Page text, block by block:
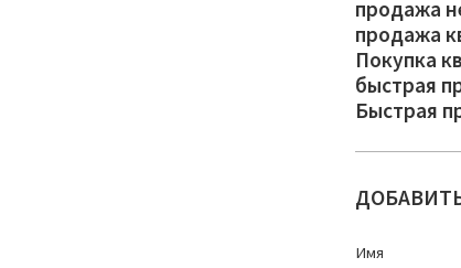
продажа
продажа
Покупка
быстрая
Быстрая
Имя